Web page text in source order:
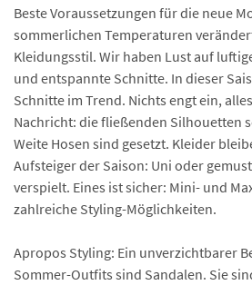
Beste Voraussetzungen für die neue
sommerlichen Temperaturen
Kleidungsstil. Wir haben Lust auf
und entspannte Schnitte. In dieser
Schnitte im Trend. Nichts engt ein,
Nachricht: die fließenden Silhouetten
Weite Hosen sind gesetzt. Kleider
Aufsteiger der Saison: Uni oder
verspielt. Eines ist sicher: Mini- und
zahlreiche Styling-Möglichkeiten.
Apropos Styling: Ein unverzichtbarer
Sommer-Outfits sind Sandalen. Sie